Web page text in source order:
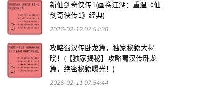
新仙剑奇侠传1(画卷江湖：重温《仙
剑奇侠传1》经典)
2026-02-12 07:54:38
攻略蜀汉传卧龙篇，独家秘籍大揭
晓！(【独家揭秘】攻略蜀汉传卧龙
篇，绝密秘籍曝光！)
2026-02-11 07:54:44